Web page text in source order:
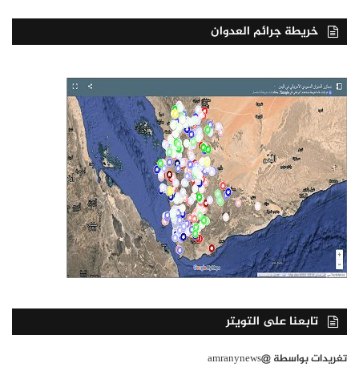
خريطة جرائم العدوان
تابعنا على التويتر
تغريدات بواسطة @amranynews